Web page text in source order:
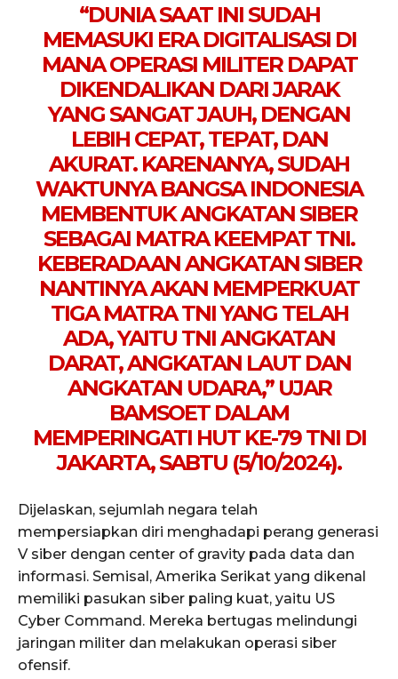
“DUNIA SAAT INI SUDAH
MEMASUKI ERA DIGITALISASI DI
MANA OPERASI MILITER DAPAT
DIKENDALIKAN DARI JARAK
YANG SANGAT JAUH, DENGAN
LEBIH CEPAT, TEPAT, DAN
AKURAT. KARENANYA, SUDAH
WAKTUNYA BANGSA INDONESIA
MEMBENTUK ANGKATAN SIBER
SEBAGAI MATRA KEEMPAT TNI.
KEBERADAAN ANGKATAN SIBER
NANTINYA AKAN MEMPERKUAT
TIGA MATRA TNI YANG TELAH
ADA, YAITU TNI ANGKATAN
DARAT, ANGKATAN LAUT DAN
ANGKATAN UDARA,” UJAR
BAMSOET DALAM
MEMPERINGATI HUT KE-79 TNI DI
JAKARTA, SABTU (5/10/2024).
Dijelaskan, sejumlah negara telah
mempersiapkan diri menghadapi perang generasi
V siber dengan center of gravity pada data dan
informasi. Semisal, Amerika Serikat yang dikenal
memiliki pasukan siber paling kuat, yaitu US
Cyber Command. Mereka bertugas melindungi
jaringan militer dan melakukan operasi siber
ofensif.